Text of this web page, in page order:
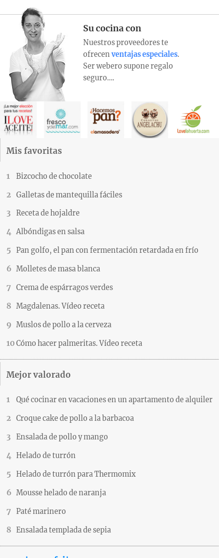
Su cocina con
Nuestros proveedores te
ofrecen ventajas especiales.
Ser webero supone regalo
seguro….
Mis favoritas
Bizcocho de chocolate
Galletas de mantequilla fáciles
Receta de hojaldre
Albóndigas en salsa
Pan golfo, el pan con fermentación retardada en frío
Molletes de masa blanca
Crema de espárragos verdes
Magdalenas. Vídeo receta
Muslos de pollo a la cerveza
Cómo hacer palmeritas. Vídeo receta
Mejor valorado
Qué cocinar en vacaciones en un apartamento de alquiler
Croque cake de pollo a la barbacoa
Ensalada de pollo y mango
Helado de turrón
Helado de turrón para Thermomix
Mousse helado de naranja
Paté marinero
Ensalada templada de sepia